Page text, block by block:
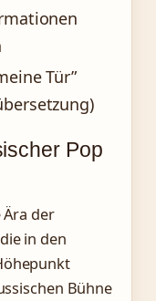
Tür”
Pop
der
in den
Bühne